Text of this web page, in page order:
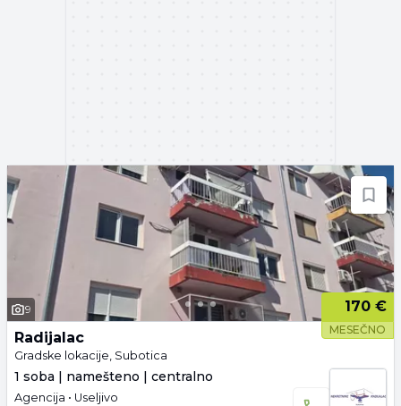
9 170 €
MESEČNO
Radijalac
Gradske lokacije, Subotica
1 soba | namešteno | centralno
Agencija • Useljivo